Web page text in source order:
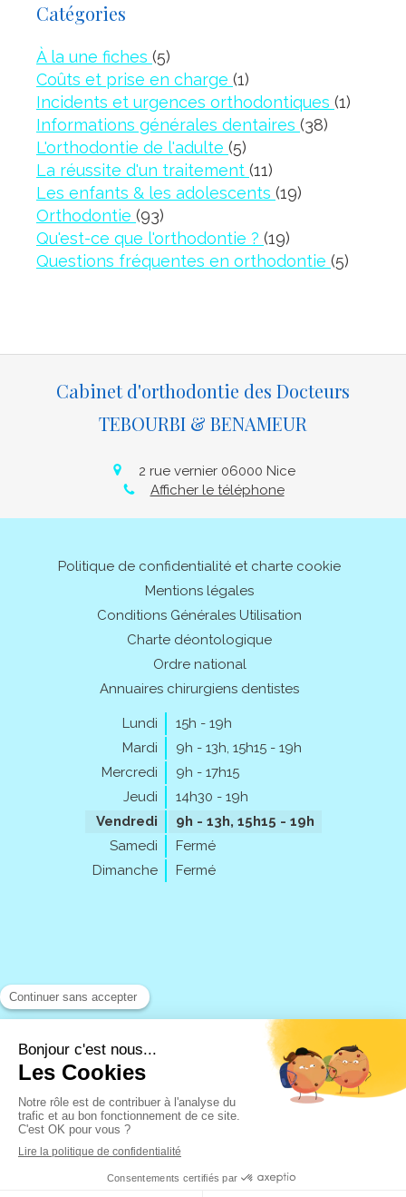
Catégories
À la une fiches (5)
Coûts et prise en charge (1)
Incidents et urgences orthodontiques (1)
Informations générales dentaires (38)
L'orthodontie de l'adulte (5)
La réussite d'un traitement (11)
Les enfants & les adolescents (19)
Orthodontie (93)
Qu'est-ce que l'orthodontie ? (19)
Questions fréquentes en orthodontie (5)
Cabinet d'orthodontie des Docteurs
TEBOURBI & BENAMEUR
2 rue vernier 06000 Nice
Afficher le téléphone
Politique de confidentialité et charte cookie
Mentions légales
Conditions Générales Utilisation
Charte déontologique
Ordre national
Annuaires chirurgiens dentistes
Lundi
15h - 19h
Mardi
9h - 13h, 15h15 - 19h
Mercredi
9h - 17h15
Jeudi
14h30 - 19h
Vendredi
9h - 13h, 15h15 - 19h
Samedi
Fermé
Dimanche
Fermé
Rechercher